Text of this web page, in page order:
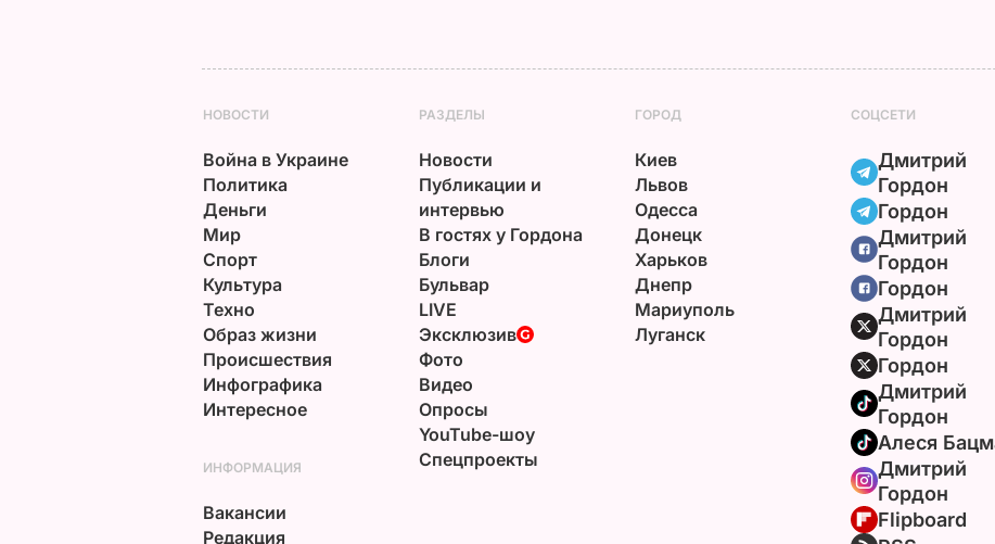
НОВОСТИ
Война в Украине
Политика
Деньги
Мир
Спорт
Культура
Техно
Образ жизни
Происшествия
Инфографика
Интересное
РАЗДЕЛЫ
Новости
Публикации и
интервью
В гостях у Гордона
Блоги
Бульвар
LIVE
Эксклюзив
Фото
Видео
Опросы
YouTube-шоу
Спецпроекты
ГОРОД
Киев
Львов
Одесса
Донецк
Харьков
Днепр
Мариуполь
Луганск
СОЦСЕТИ
Дмитрий
Гордон
Гордон
Дмитрий
Гордон
Гордон
Дмитрий
Гордон
Гордон
Дмитрий
Гордон
Алеся
Дмитрий
Гордон
Flipboard
ИНФОРМАЦИЯ
Вакансии
Редакция